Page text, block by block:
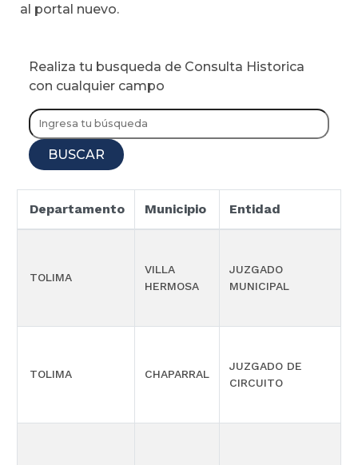
al portal nuevo.
Realiza tu busqueda de Consulta Historica
con cualquier campo
BUSCAR
Departamento Municipio Entidad
TOLIMA
VILLA
HERMOSA
JUZGADO
MUNICIPAL
TOLIMA CHAPARRAL
JUZGADO DE
CIRCUITO